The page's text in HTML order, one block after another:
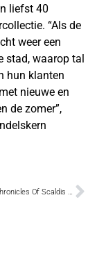
liefst 40
“Als de
weer een
stad, waarop tal
hun klanten
nieuwe en
de zomer”,
Filmpje: The Chronicles Of Scaldis – Lord Ballatum